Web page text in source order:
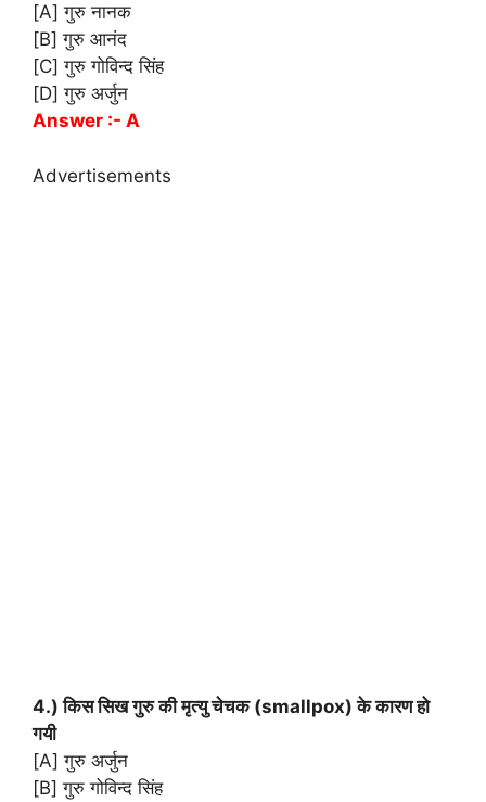
[A] गुरु नानक
[B] गुरु आनंद
[C] गुरु गोविन्द सिंह
[D] गुरु अर्जुन
Answer :- A
Advertisements
4.) किस सिख गुरु की मृत्यु चेचक (smallpox) के कारण हो
गयी
[A] गुरु अर्जुन
[B] गुरु गोविन्द सिंह